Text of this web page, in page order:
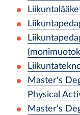
Master's
Physical
Master’s